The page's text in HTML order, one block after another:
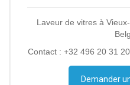
Laveur de vitres à
Contact : +32 496 20 31
Demander